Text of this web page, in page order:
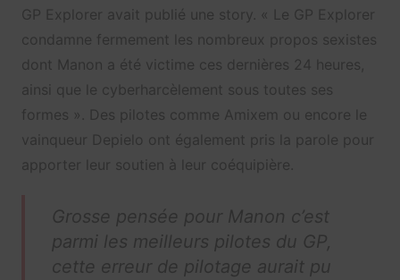
GP Explorer avait publié une story. « Le GP Explorer
condamne fermement les nombreux propos sexistes
dont Manon a été victime ces dernières 24 heures,
ainsi que le cyberharcèlement sous toutes ses
formes ». Des pilotes comme Amixem ou encore le
vainqueur Depielo ont également pris la parole pour
apporter leur soutien à leur coéquipière.
Grosse pensée pour Manon c’est
parmi les meilleurs pilotes du GP,
cette erreur de pilotage aurait pu